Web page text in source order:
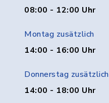
08:00 - 12:00 Uhr
Montag zusätzlich
14:00 - 16:00 Uhr
Donnerstag zusätzlich
14:00 - 18:00 Uhr